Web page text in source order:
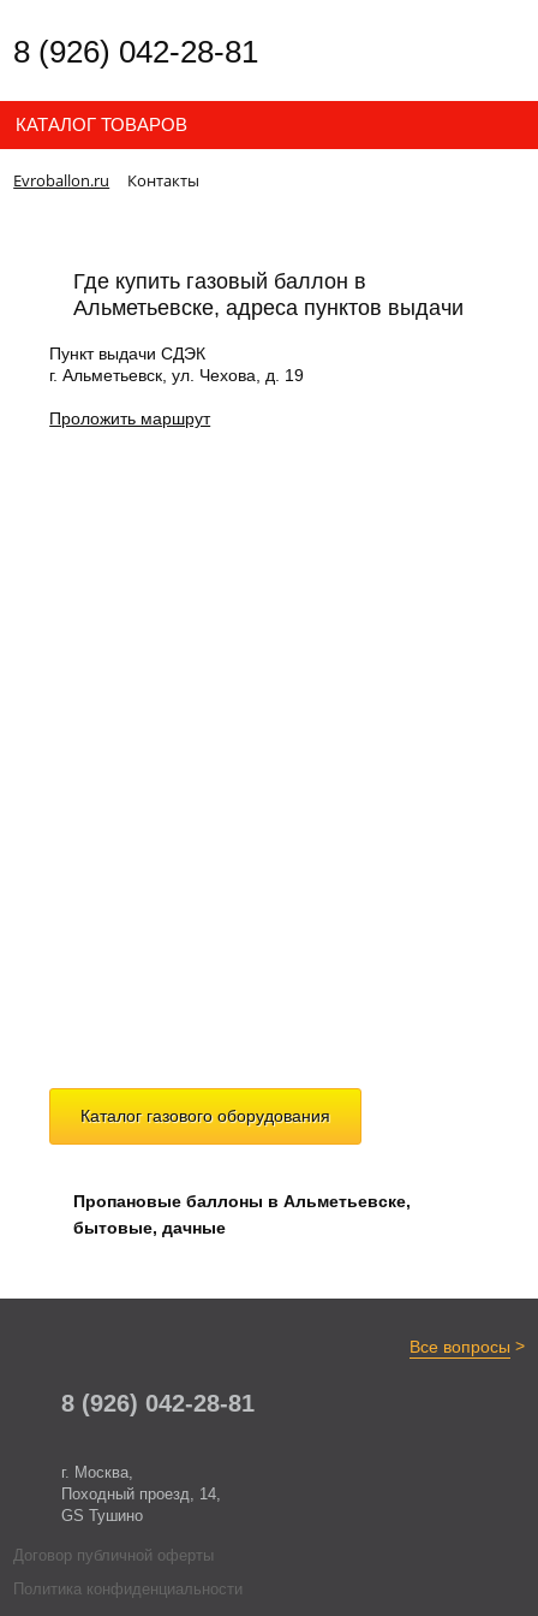
8 (926) 042-28-81
КАТАЛОГ ТОВАРОВ
Evroballon.ru Контакты
Каталог газового оборудования
Пропановые баллоны в Альметьевске,
бытовые, дачные
Где купить газовый баллон в
Альметьевске, адреса пунктов выдачи
Пункт выдачи СДЭК
г. Альметьевск, ул. Чехова, д. 19
Проложить маршрут
Все вопросы >
8 (926) 042-28-81
г. Москва,
Походный проезд, 14,
GS Тушино
Договор публичной оферты
Политика конфиденциальности